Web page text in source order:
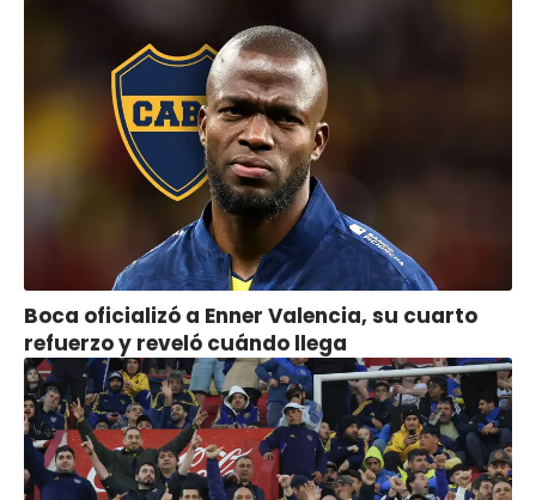
Boca oficializó a Enner Valencia, su cuarto
refuerzo y reveló cuándo llega